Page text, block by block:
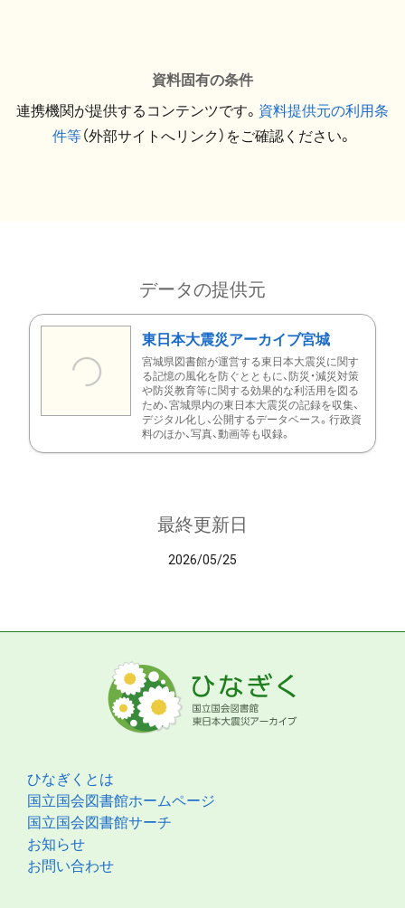
資料固有の条件
連携機関が提供するコンテンツです。 資料提供元の利用条
件等（外部サイトへリンク）をご確認ください。
データの提供元
東日本大震災アーカイブ宮城
宮城県図書館が運営する東日本大震災に関す
る記憶の風化を防ぐとともに、防災・減災対策
や防災教育等に関する効果的な利活用を図る
ため、宮城県内の東日本大震災の記録を収集、
デジタル化し、公開するデータベース。行政資
料のほか、写真、動画等も収録。
最終更新日
2026/05/25
ひなぎくとは
国立国会図書館ホームページ
国立国会図書館サーチ
お知らせ
お問い合わせ